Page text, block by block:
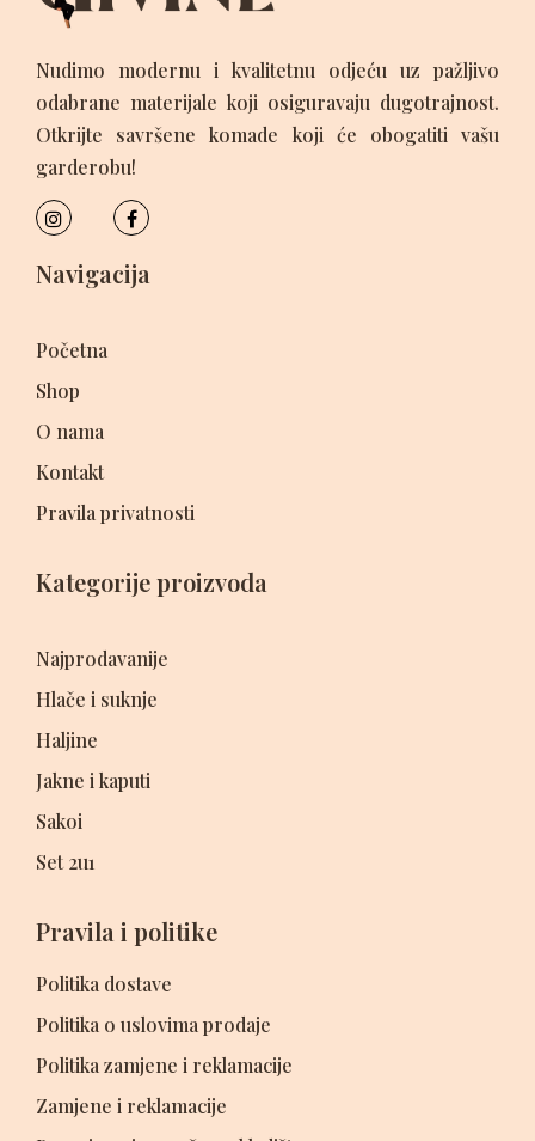
Nudimo modernu i kvalitetnu odjeću uz pažljivo
odabrane materijale koji osiguravaju dugotrajnost.
Otkrijte savršene komade koji će obogatiti vašu
garderobu!
Navigacija
Početna
Shop
O nama
Kontakt
Pravila privatnosti
Kategorije proizvoda
Najprodavanije
Hlače i suknje
Haljine
Jakne i kaputi
Sakoi
Set 2u1
Pravila i politike
Politika dostave
Politika o uslovima prodaje
Politika zamjene i reklamacije
Zamjene i reklamacije